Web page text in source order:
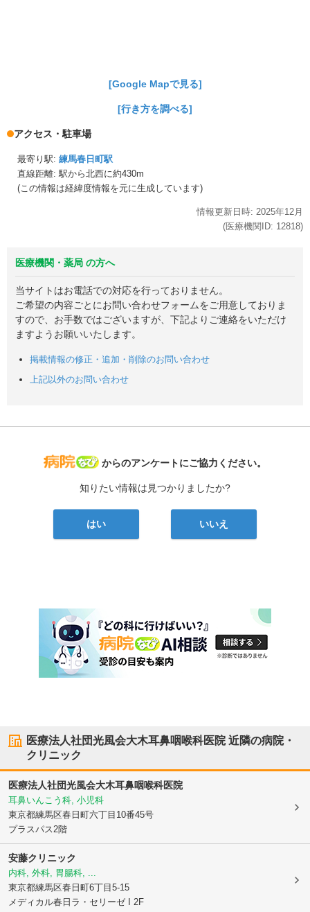
[Google Mapで見る]
[行き方を調べる]
アクセス・駐車場
最寄り駅: 練馬春日町駅
直線距離: 駅から北西に約430m
(この情報は経緯度情報を元に生成しています)
情報更新日時: 2025年12月
(医療機関ID: 12818)
医療機関・薬局 の方へ
当サイトはお電話での対応を行っておりません。
ご希望の内容ごとにお問い合わせフォームをご用意しておりま
すので、お手数ではございますが、下記よりご連絡をいただけ
ますようお願いいたします。
掲載情報の修正・追加・削除のお問い合わせ
上記以外のお問い合わせ
病院なび
からのアンケートにご協力ください。
知りたい情報は見つかりましたか?
はい いいえ
医療法人社団光風会大木耳鼻咽喉科医院近隣の病院・
クリニック
医療法人社団光風会大木耳鼻咽喉科医院
耳鼻いんこう科, 小児科
東京都練馬区春日町六丁目10番45号
プラスパス2階
安藤クリニック
内科, 外科, 胃腸科, ...
東京都練馬区春日町6丁目5-15
メディカル春日ラ・セリーゼ I 2F